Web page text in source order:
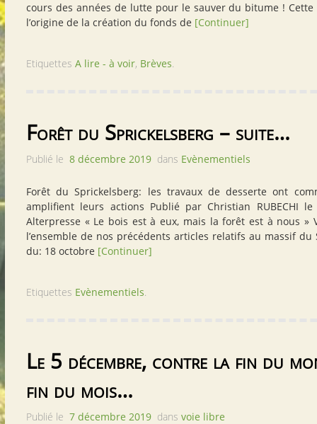
cours des années de lutte pour le sauver du bitume !
l’origine de la création du fonds de [Continuer]
Etiquettes A lire - à voir, Brèves.
Forêt du Sprickelsberg – suite…
Publié le 8 décembre 2019 dans Evènementiels
Forêt du Sprickelsberg: les travaux de desserte ont
amplifient leurs actions Publié par Christian RUBECHI
Alterpresse « Le bois est à eux, mais la forêt est à nous »
l’ensemble de nos précédents articles relatifs au massif du
du: 18 octobre [Continuer]
Etiquettes Evènementiels.
Le 5 décembre, contre la fin du
fin du mois…
Publié le 7 décembre 2019 dans voie libre